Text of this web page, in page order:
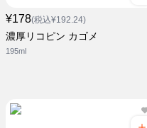
¥178(税込¥192.24)
濃厚リコピン カゴメ
195ml